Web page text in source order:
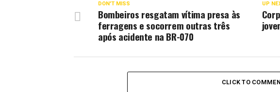
UP
DON'T MISS
Bombeiros resgatam vítima presa às
ferragens e socorrem outras três
após acidente na BR-070
CLICK TO